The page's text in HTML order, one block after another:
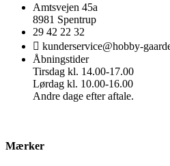
Amtsvejen 45a
8981 Spentrup
29 42 22 32
kunderservice@hobby-
Åbningstider
Tirsdag kl. 14.00-17.00
Lørdag kl. 10.00-16.00
Andre dage efter aftale.
Mærker